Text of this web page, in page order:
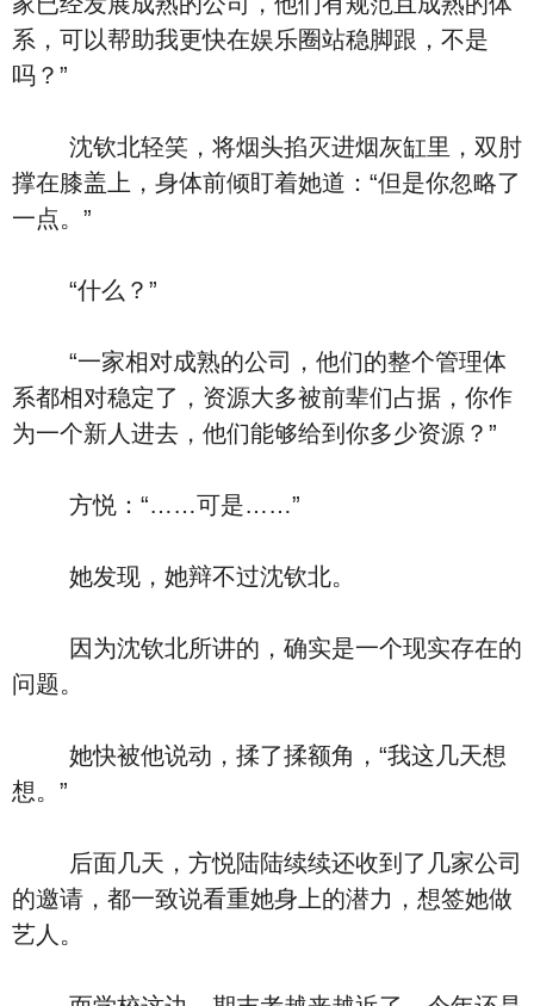
系，可以帮助我更快在娱乐圈站稳脚跟，不是
吗？”
沈钦北轻笑，将烟头掐灭进烟灰缸里，双肘
撑在膝盖上，身体前倾盯着她道：“但是你忽略了
一点。”
“什么？”
“一家相对成熟的公司，他们的整个管理体
系都相对稳定了，资源大多被前辈们占据，你作
为一个新人进去，他们能够给到你多少资源？”
方悦：“……可是……”
她发现，她辩不过沈钦北。
因为沈钦北所讲的，确实是一个现实存在的
问题。
她快被他说动，揉了揉额角，“我这几天想
想。”
后面几天，方悦陆陆续续还收到了几家公司
的邀请，都一致说看重她身上的潜力，想签她做
艺人。